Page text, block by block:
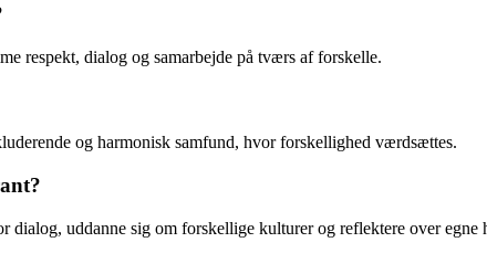
respekt, dialog og samarbejde på tværs af forskelle.
og harmonisk samfund, hvor forskellighed værdsættes.
uddanne sig om forskellige kulturer og reflektere over